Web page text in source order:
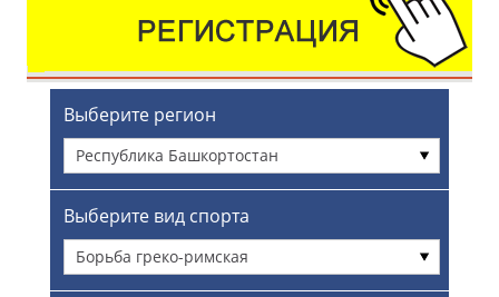
Выберите регион
Республика Башкортостан
Выберите вид спорта
Борьба греко-римская